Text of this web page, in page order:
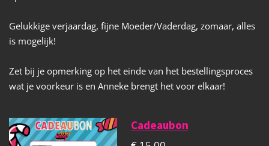
Gelukkige verjaardag, fijne Moeder/Vaderdag, zomaar, alles
is mogelijk!
Zet bij je opmerking op het einde van het bestellingsproces
wat je voorkeur is en Anneke brengt het voor elkaar!
Cadeaubon